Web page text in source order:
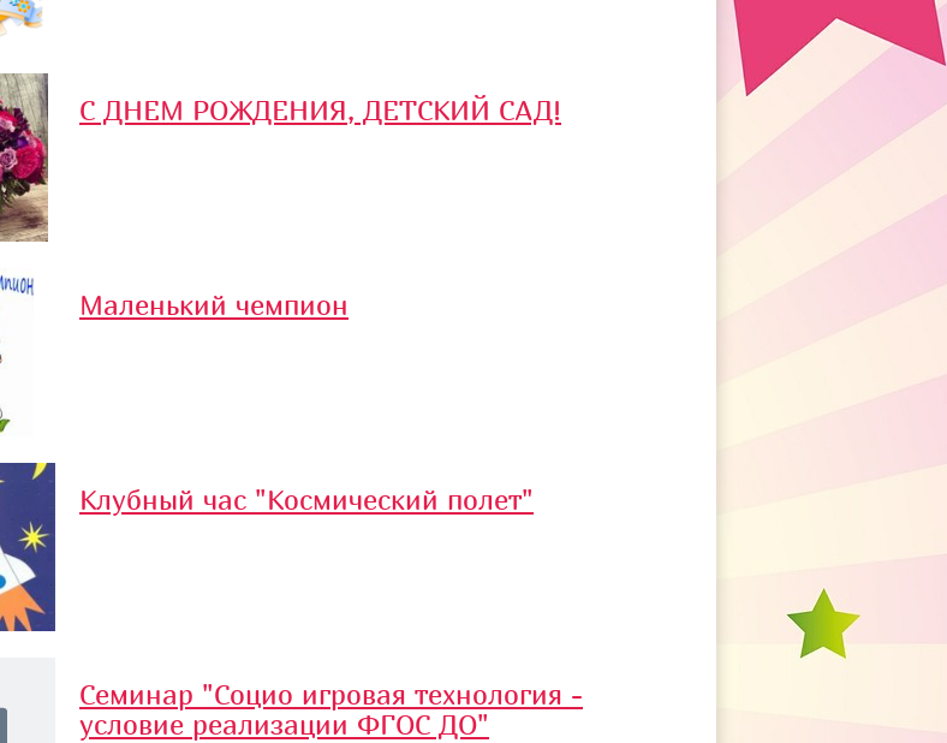
С ДНЕМ РОЖДЕНИЯ, ДЕТСКИЙ САД!
Маленький чемпион
Клубный час "Космический полет"
Семинар "Социо игровая технология -
условие реализации ФГОС ДО"